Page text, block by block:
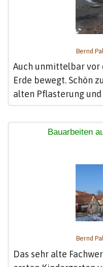
Bernd
Auch unmittelbar vor
Erde bewegt. Schön
alten Pflasterung
Bauarbeiten
Bernd
Das sehr alte